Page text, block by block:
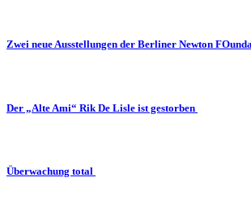
Zwei neue Ausstellungen der Berliner Newton
Der „Alte Ami“ Rik De Lisle ist gestorben
Überwachung total